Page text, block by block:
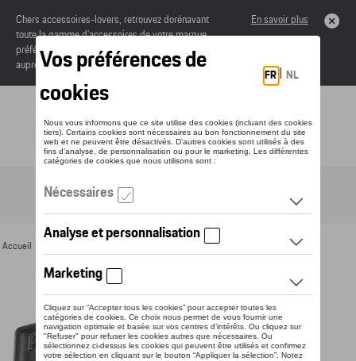
Chers accessoires-lovers, retrouvez dorénavant
toute la gamme d’accessoires de votre marque
préférée sous forme de catalogue à commander
auprès de votre concessionaire.
En savoir plus
Toggle navigation
Accueil > Détail